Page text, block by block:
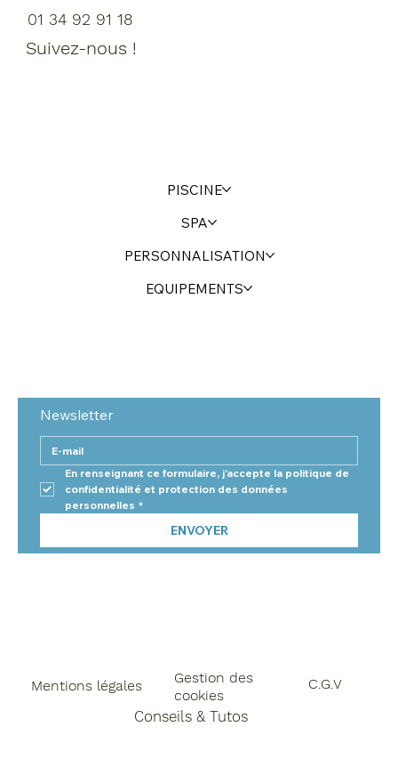
01 34 92 91 18
Suivez-nous !
PISCINE
SPA
PERSONNALISATION
EQUIPEMENTS
Newsletter
En renseignant ce formulaire, j'accepte la politique de
confidentialité et protection des données
personnelles *
ENVOYER
Mentions légales
Gestion des
cookies
C.G.V
Conseils & Tutos